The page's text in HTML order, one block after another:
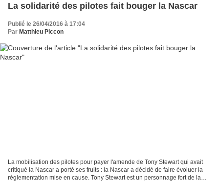
La solidarité des pilotes fait bouger la Nascar
Publié le 26/04/2016 à 17:04
Par Matthieu Piccon
La mobilisation des pilotes pour payer l'amende de Tony Stewart qui avait
critiqué la Nascar a porté ses fruits : la Nascar a décidé de faire évoluer la
réglementation mise en cause. Tony Stewart est un personnage fort de la